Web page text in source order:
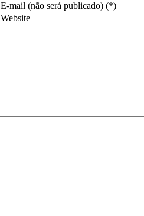
E-mail (não será publicado) (*)
Website